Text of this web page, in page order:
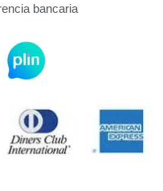
bancaria